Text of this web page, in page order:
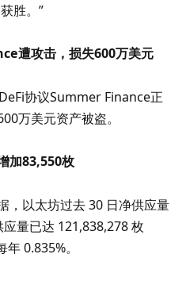
胜。”
遭攻击，损失600万美元
协议Summer Finance正
万美元资产被盗。
加83,550枚
以太坊过去 30 日净供应量
量已达 121,838,278 枚
0.835%。